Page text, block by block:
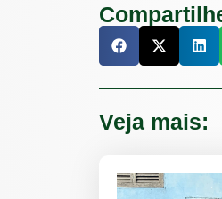
Veja mais: